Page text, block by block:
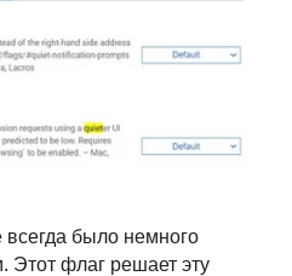
было немного
Этот флаг решает эту